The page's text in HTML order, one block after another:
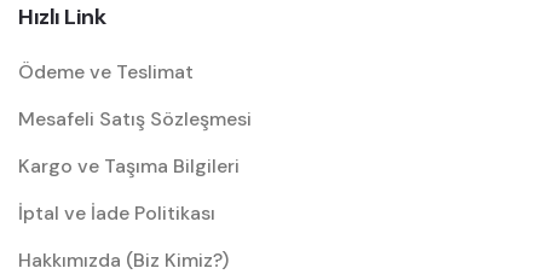
Hızlı Link
Ödeme ve Teslimat
Mesafeli Satış Sözleşmesi
Kargo ve Taşıma Bilgileri
İptal ve İade Politikası
Hakkımızda (Biz Kimiz?)